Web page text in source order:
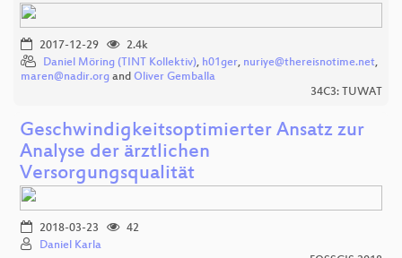
2017-12-29
2.4k
Daniel Möring (TINT Kollektiv), h01ger, nuriye@thereisnotime.net,
maren@nadir.org and Oliver Gemballa
34C3: TUWAT
Geschwindigkeitsoptimierter Ansatz zur
Analyse der ärztlichen
Versorgungsqualität
2018-03-23
42
Daniel Karla